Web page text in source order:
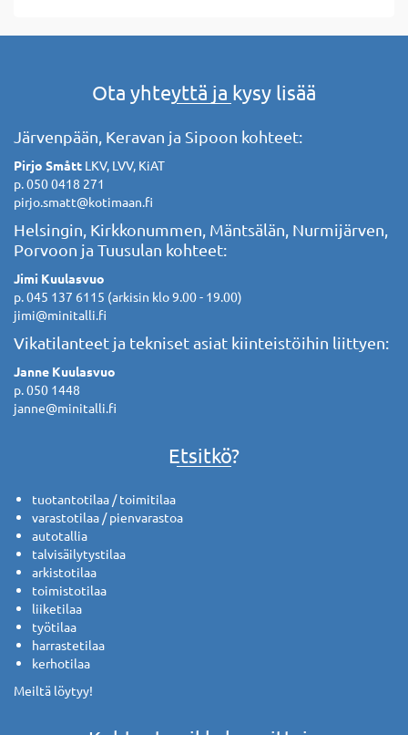
Ota yhteyttä ja kysy lisää
Järvenpään, Keravan ja Sipoon kohteet:
Pirjo Smått LKV, LVV, KiAT
p. 050 0418 271
pirjo.smatt@kotimaan.fi
Helsingin, Kirkkonummen, Mäntsälän, Nurmijärven,
Porvoon ja Tuusulan kohteet:
Jimi Kuulasvuo
p. 045 137 6115 (arkisin klo 9.00 - 19.00)
jimi@minitalli.fi
Vikatilanteet ja tekniset asiat kiinteistöihin liittyen:
Janne Kuulasvuo
p. 050 1448
janne@minitalli.fi
Etsitkö?
tuotantotilaa / toimitilaa
varastotilaa / pienvarastoa
autotallia
talvisäilytystilaa
arkistotilaa
toimistotilaa
liiketilaa
työtilaa
harrastetilaa
kerhotilaa
Meiltä löytyy!